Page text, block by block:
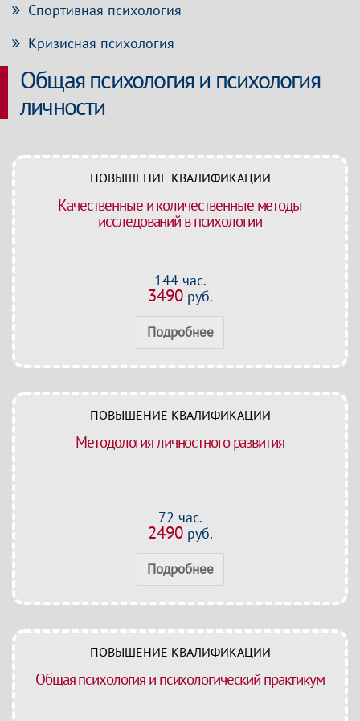
Спортивная психология
Кризисная психология
Общая психология и психология
личности
ПОВЫШЕНИЕ КВАЛИФИКАЦИИ
Качественные и количественные методы
исследований в психологии
144 час.
3490руб.
Подробнее
ПОВЫШЕНИЕ КВАЛИФИКАЦИИ
Методология личностного развития
72 час.
2490руб.
Подробнее
ПОВЫШЕНИЕ КВАЛИФИКАЦИИ
Общая психология и психологический практикум